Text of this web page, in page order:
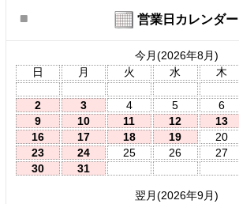
営業日カレンダー
今月(2026年8月)
日
月 火 水 木
2
3 4 5 6
9
10 11 12 13
16
17 18 19 20
23
24 25 26 27
30
31
翌月(2026年9月)